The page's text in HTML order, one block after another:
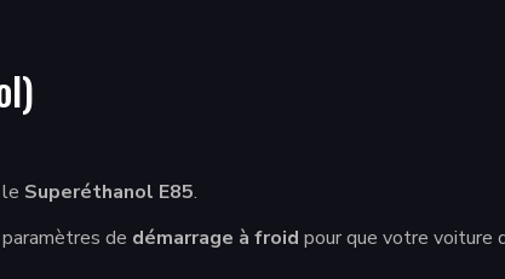
Superéthanol E85.
de démarrage à froid pour que votre voiture